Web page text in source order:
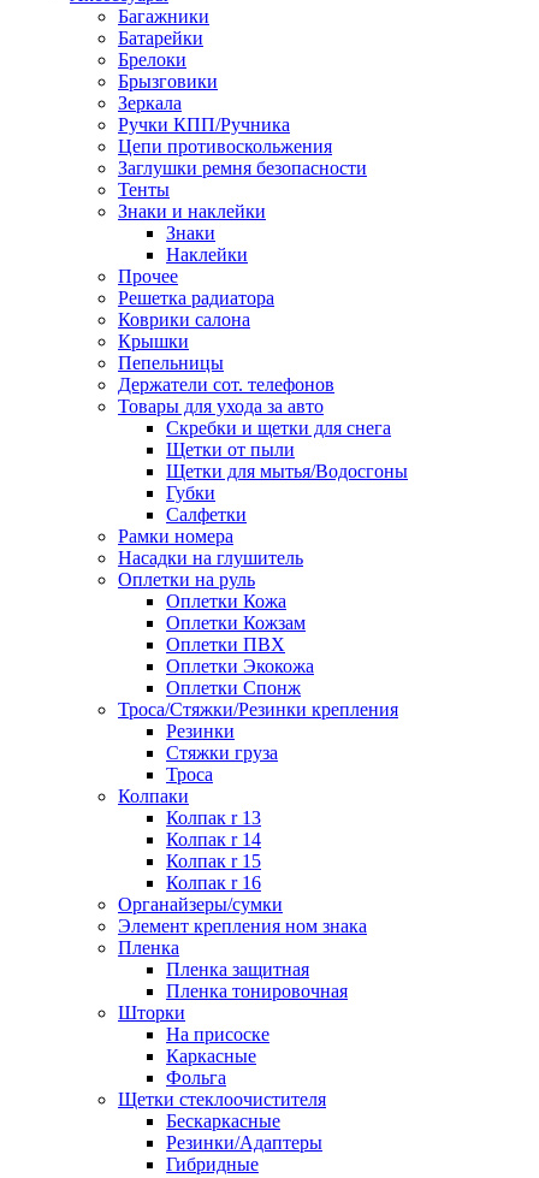
Багажники
Батарейки
Брелоки
Брызговики
Зеркала
Ручки КПП/Ручника
Цепи противоскольжения
Заглушки ремня безопасности
Тенты
Знаки и наклейки
Знаки
Наклейки
Прочее
Решетка радиатора
Коврики салона
Крышки
Пепельницы
Держатели сот. телефонов
Товары для ухода за авто
Скребки и щетки для снега
Щетки от пыли
Щетки для мытья/Водосгоны
Губки
Салфетки
Рамки номера
Насадки на глушитель
Оплетки на руль
Оплетки Кожа
Оплетки Кожзам
Оплетки ПВХ
Оплетки Экокожа
Оплетки Спонж
Троса/Стяжки/Резинки крепления
Резинки
Стяжки груза
Троса
Колпаки
Колпак r 13
Колпак r 14
Колпак r 15
Колпак r 16
Органайзеры/сумки
Элемент крепления ном знака
Пленка
Пленка защитная
Пленка тонировочная
Шторки
На присоске
Каркасные
Фольга
Щетки стеклоочистителя
Бескаркасные
Резинки/Адаптеры
Гибридные